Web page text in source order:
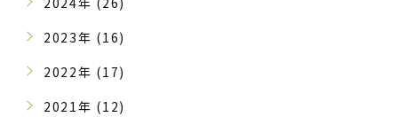
2023年 (16)
2022年 (17)
2021年 (12)